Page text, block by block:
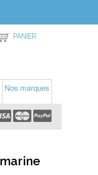
PANIER
Nos marques